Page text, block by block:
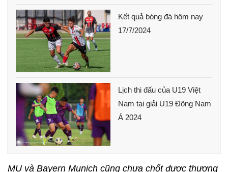
Kết quả bóng đá hôm nay
17/7/2024
Lịch thi đấu của U19 Việt
Nam tại giải U19 Đông Nam
Á 2024
MU và Bayern Munich cũng chưa chốt được thương